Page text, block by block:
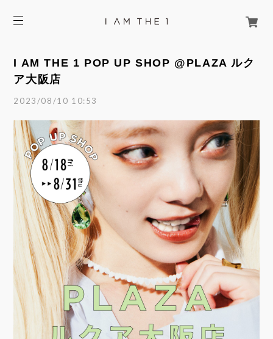
I AM THE 1 POP UP SHOP @PLAZA ルク
ア大阪店
2023/08/10 10:53